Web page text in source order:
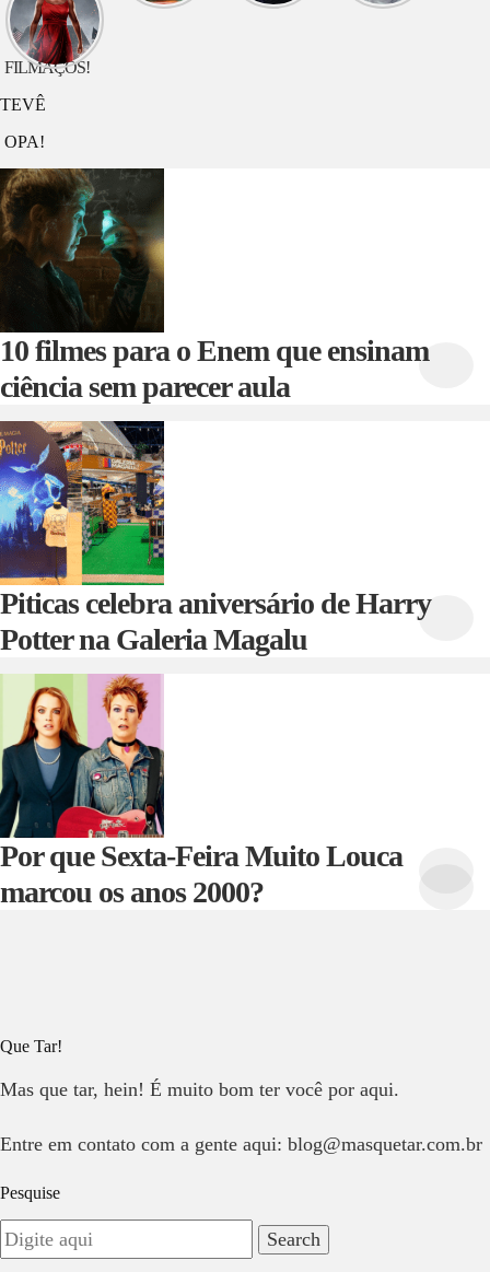
assistir
hoje? G20
FILMAÇOS!
TEVÊ
OPA!
10 filmes para o Enem que ensinam
ciência sem parecer aula
Piticas celebra aniversário de Harry
Potter na Galeria Magalu
Por que Sexta-Feira Muito Louca
marcou os anos 2000?
Que Tar!
Mas que tar, hein! É muito bom ter você por aqui.
Entre em contato com a gente aqui: blog@masquetar.com.br
Pesquise